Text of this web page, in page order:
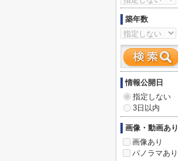
築年数
情報公開日
指定しない
3日以内
画像・動画あり
画像あり
パノラマあり